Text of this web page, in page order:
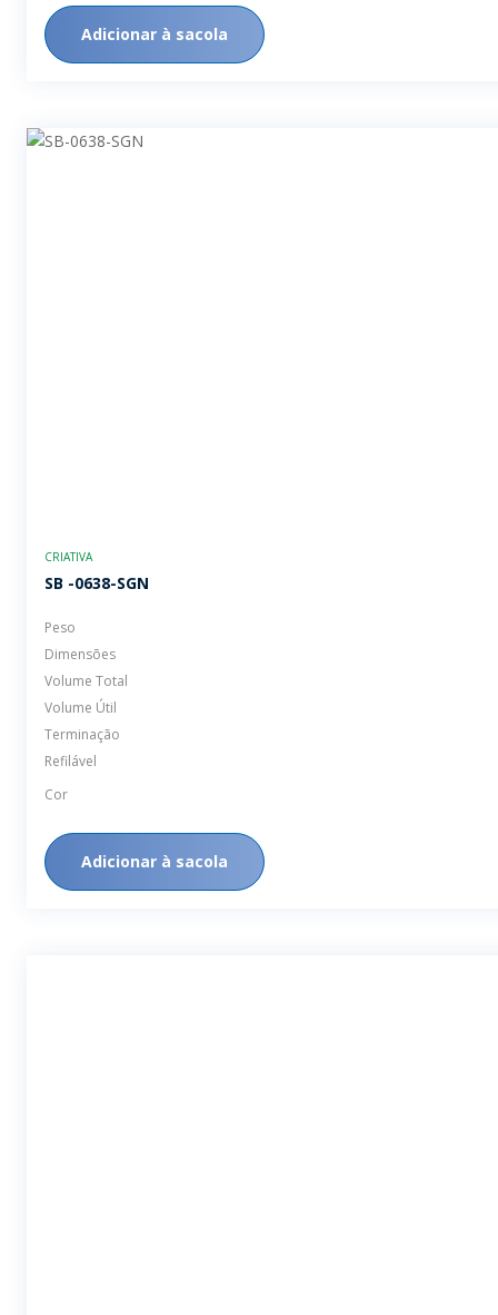
Adicionar à sacola
CRIATIVA
SB -0638-SGN
Peso
Dimensões
Volume Total
Volume Útil
Terminação
Refilável
Cor
Adicionar à sacola